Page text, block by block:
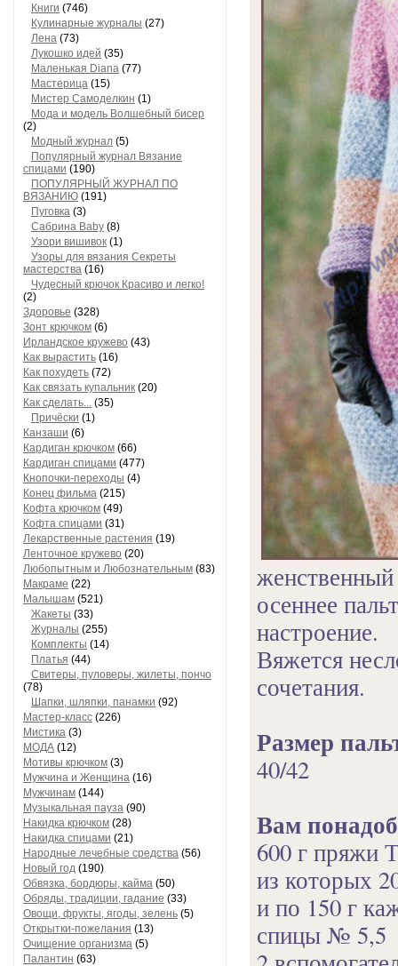
Книги (746)
Кулинарные журналы (27)
Лена (73)
Лукошко идей (35)
Маленькая Diana (77)
Мастерица (15)
Мистер Cамоделкин (1)
Мода и модель Волшебный бисер
(2)
Модный журнал (5)
Популярный журнал Вязание
спицами (190)
ПОПУЛЯРНЫЙ ЖУРНАЛ ПО
ВЯЗАНИЮ (191)
Пуговка (3)
Сабрина Baby (8)
Узори вишивок (1)
Узоры для вязания Секреты
мастерства (16)
Чудесный крючок Красиво и легко!
(2)
Здоровье (328)
Зонт крючком (6)
Ирландское кружево (43)
Как вырастить (16)
Как похудеть (72)
Как связать купальник (20)
Как сделать... (35)
Причёски (1)
Канзаши (6)
Кардиган крючком (66)
Кардиган спицами (477)
Кнопочки-переходы (4)
Конец фильма (215)
Кофта крючком (49)
Кофта спицами (31)
Лекарственные растения (19)
Ленточное кружево (20)
Любопытным и Любознательным (83)
Макраме (22)
Малышам (521)
Жакеты (33)
Журналы (255)
Комплекты (14)
Платья (44)
Свитеры, пуловеры, жилеты, пончо
(78)
Шапки, шляпки, панамки (92)
Мастер-класс (226)
Мистика (3)
МОДА (12)
Мотивы крючком (3)
Мужчина и Женщина (16)
Мужчинам (144)
Музыкальная пауза (90)
Накидка крючком (28)
Накидка спицами (21)
Народные лечебные средства (56)
Новый год (190)
Обвязка, бордюры, кайма (50)
Обряды, традиции, гадание (33)
Овощи, фрукты, ягоды, зелень (5)
Открытки-пожелания (13)
Очищение организма (5)
Палантин (63)
женственный
осеннее
настроение.
Вяжется
сочетания.
Размер
40/42
Вам
600 г пряжи
из которых
и по 150 г
спицы № 5,5